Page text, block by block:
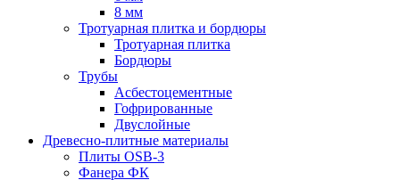
8 мм
Тротуарная плитка и бордюры
Тротуарная плитка
Бордюры
Трубы
Асбестоцементные
Гофрированные
Двуслойные
Древесно-плитные материалы
Плиты OSB-3
Фанера ФК